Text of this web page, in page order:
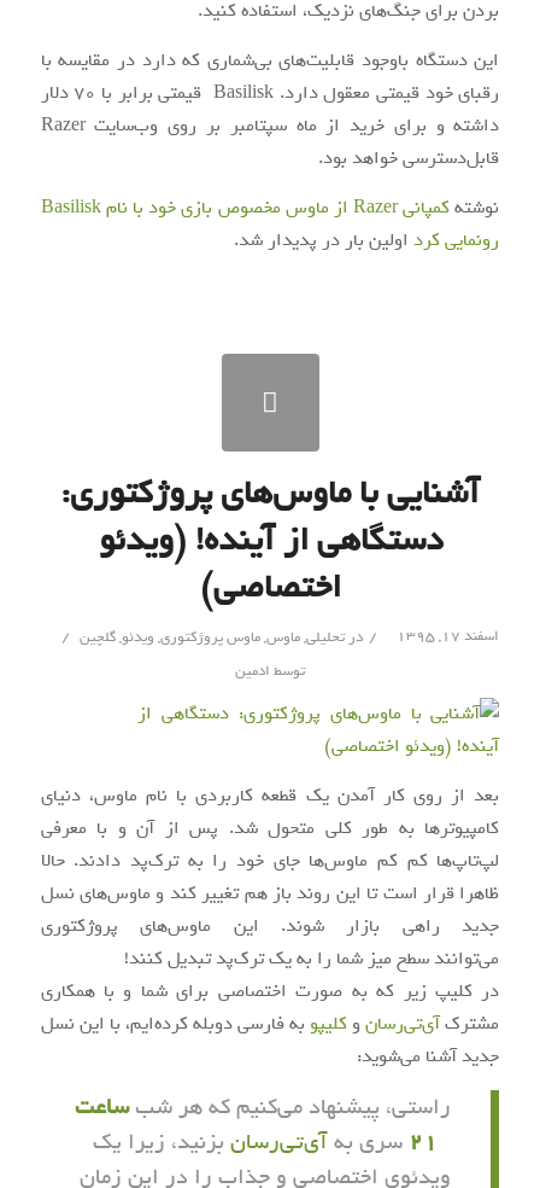
بردن برای جنگ‌های نزدیک، استفاده کنید.
این دستگاه باوجود قابلیت‌های بی‌شماری که دارد در مقایسه با
رقبای خود قیمتی معقول دارد. Basilisk قیمتی برابر با 70 دلار
داشته و برای خرید از ماه سپتامبر بر روی وب‌سایت Razer
قابل‌دسترسی خواهد بود.
نوشته
کمپانی Razer از ماوس مخصوص بازی خود با نام Basilisk
رونمایی کرداولین بار در پدیدار شد.
آشنایی با ماوس‌های پروژکتوری:
دستگاهی از آینده! (ویدئو
اختصاصی)
اسفند ۱۷, ۱۳۹۵ / درتحلیلی,ماوس,ماوس پروژکتوری, ویدئو,گلچین /
توسط ادمین
بعد از روی کار آمدن یک قطعه کاربردی با نام ماوس، دنیای
کامپیوترها به طور کلی متحول شد. پس از آن و با معرفی
لپ‌تاپ‌ها کم کم ماوس‌ها جای خود را به ترک‌پد دادند. حالا
ظاهرا قرار است تا این روند باز هم تغییر کند و ماوس‌های نسل
جدید راهی بازار شوند. این ماوس‌های پروژکتوری
می‌توانند سطح میز شما را به یک ترک‌پد تبدیل کنند!
در کلیپ زیر که به صورت اختصاصی برای شما و با همکاری
مشترکآی‌تی‌رسانو کلیپو به فارسی دوبله کرده‌ایم، با این نسل
جدید آشنا می‌شوید:
راستی، پیشنهاد می‌کنیم که هر شبساعت
21 سری بهآی‌تی‌رسانبزنید، زیرا یک
ویدئوی اختصاصی و جذاب را در این زمان